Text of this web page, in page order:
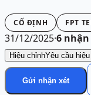
CỐ ĐỊNH FPT
31/12/2025·6
Hiệu chỉnhYêu cầu
Gửi nhận xét